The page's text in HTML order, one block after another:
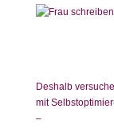
Deshalb
mit
–